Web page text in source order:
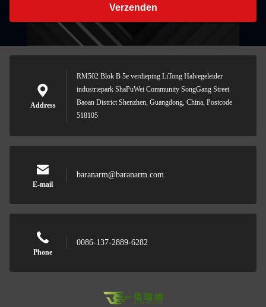
Verzenden
Address
RM502 Blok B 5e verdieping LiTong Halvegeleider
industriepark ShaPuWei Community SongGang Street
Baoan District Shenzhen, Guangdong, China, Postcode
518105
E-mail
baranarm@baranarm.com
Phone
0086-137-2889-6282